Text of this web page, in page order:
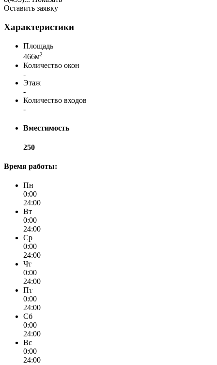
Оставить заявку
Характеристики
Площадь
466м2
Количество окон
-
Этаж
-
Количество входов
-
Вместимость
250
Время работы:
Пн
0:00
24:00
Вт
0:00
24:00
Ср
0:00
24:00
Чт
0:00
24:00
Пт
0:00
24:00
Сб
0:00
24:00
Вс
0:00
24:00